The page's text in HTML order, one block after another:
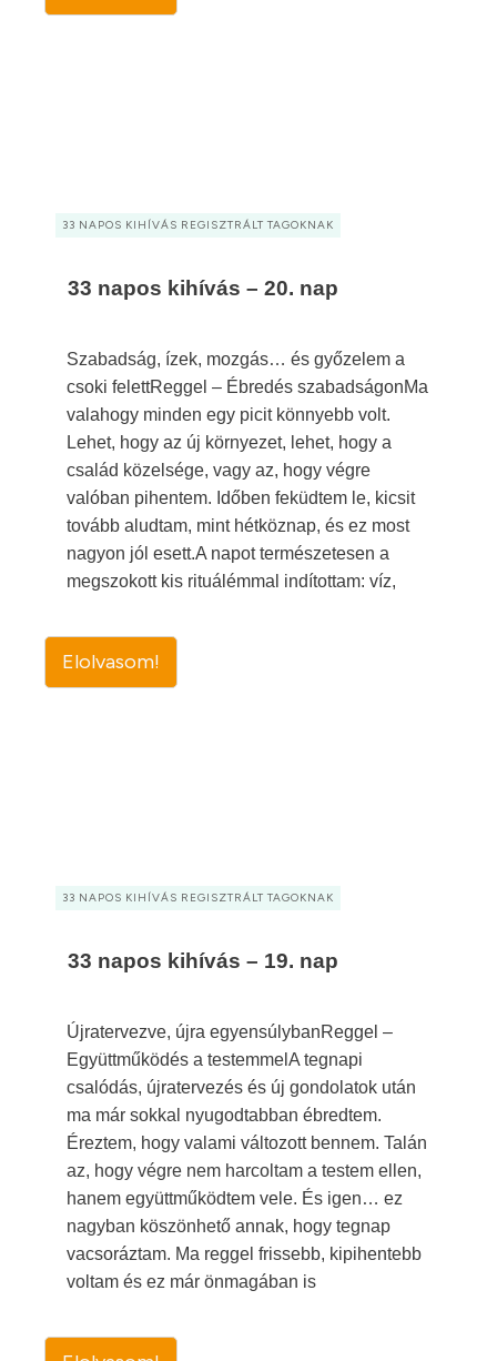
33 NAPOS KIHÍVÁS REGISZTRÁLT TAGOKNAK
33 napos kihívás – 20. nap
Szabadság, ízek, mozgás… és győzelem a
csoki felettReggel – Ébredés szabadságonMa
valahogy minden egy picit könnyebb volt.
Lehet, hogy az új környezet, lehet, hogy a
család közelsége, vagy az, hogy végre
valóban pihentem. Időben feküdtem le, kicsit
tovább aludtam, mint hétköznap, és ez most
nagyon jól esett.A napot természetesen a
megszokott kis rituálémmal indítottam: víz,
Elolvasom!
33 NAPOS KIHÍVÁS REGISZTRÁLT TAGOKNAK
33 napos kihívás – 19. nap
Újratervezve, újra egyensúlybanReggel –
Együttműködés a testemmelA tegnapi
csalódás, újratervezés és új gondolatok után
ma már sokkal nyugodtabban ébredtem.
Éreztem, hogy valami változott bennem. Talán
az, hogy végre nem harcoltam a testem ellen,
hanem együttműködtem vele. És igen… ez
nagyban köszönhető annak, hogy tegnap
vacsoráztam. Ma reggel frissebb, kipihentebb
voltam és ez már önmagában is